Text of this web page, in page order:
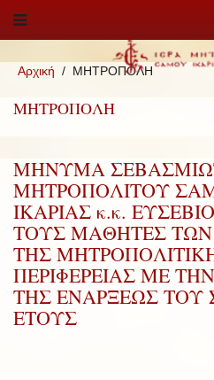
Αρχική ΜΗΤΡΟΠΟΛΗ
ΜΗΤΡΟΠΟΛΗ
ΜΗΝΥΜΑ
ΜΗΤΡΟΠΟΛΙΤΟΥ
ΙΚΑΡΙΑΣ κ.κ.
ΤΟΥΣ ΜΑΘΗΤΕΣ
ΤΗΣ
ΠΕΡΙΦΕΡΕΙΑΣ ΜΕ
ΤΗΣ ΕΝΑΡΞΕΩΣ ΤΟΥ
ΕΤΟΥΣ